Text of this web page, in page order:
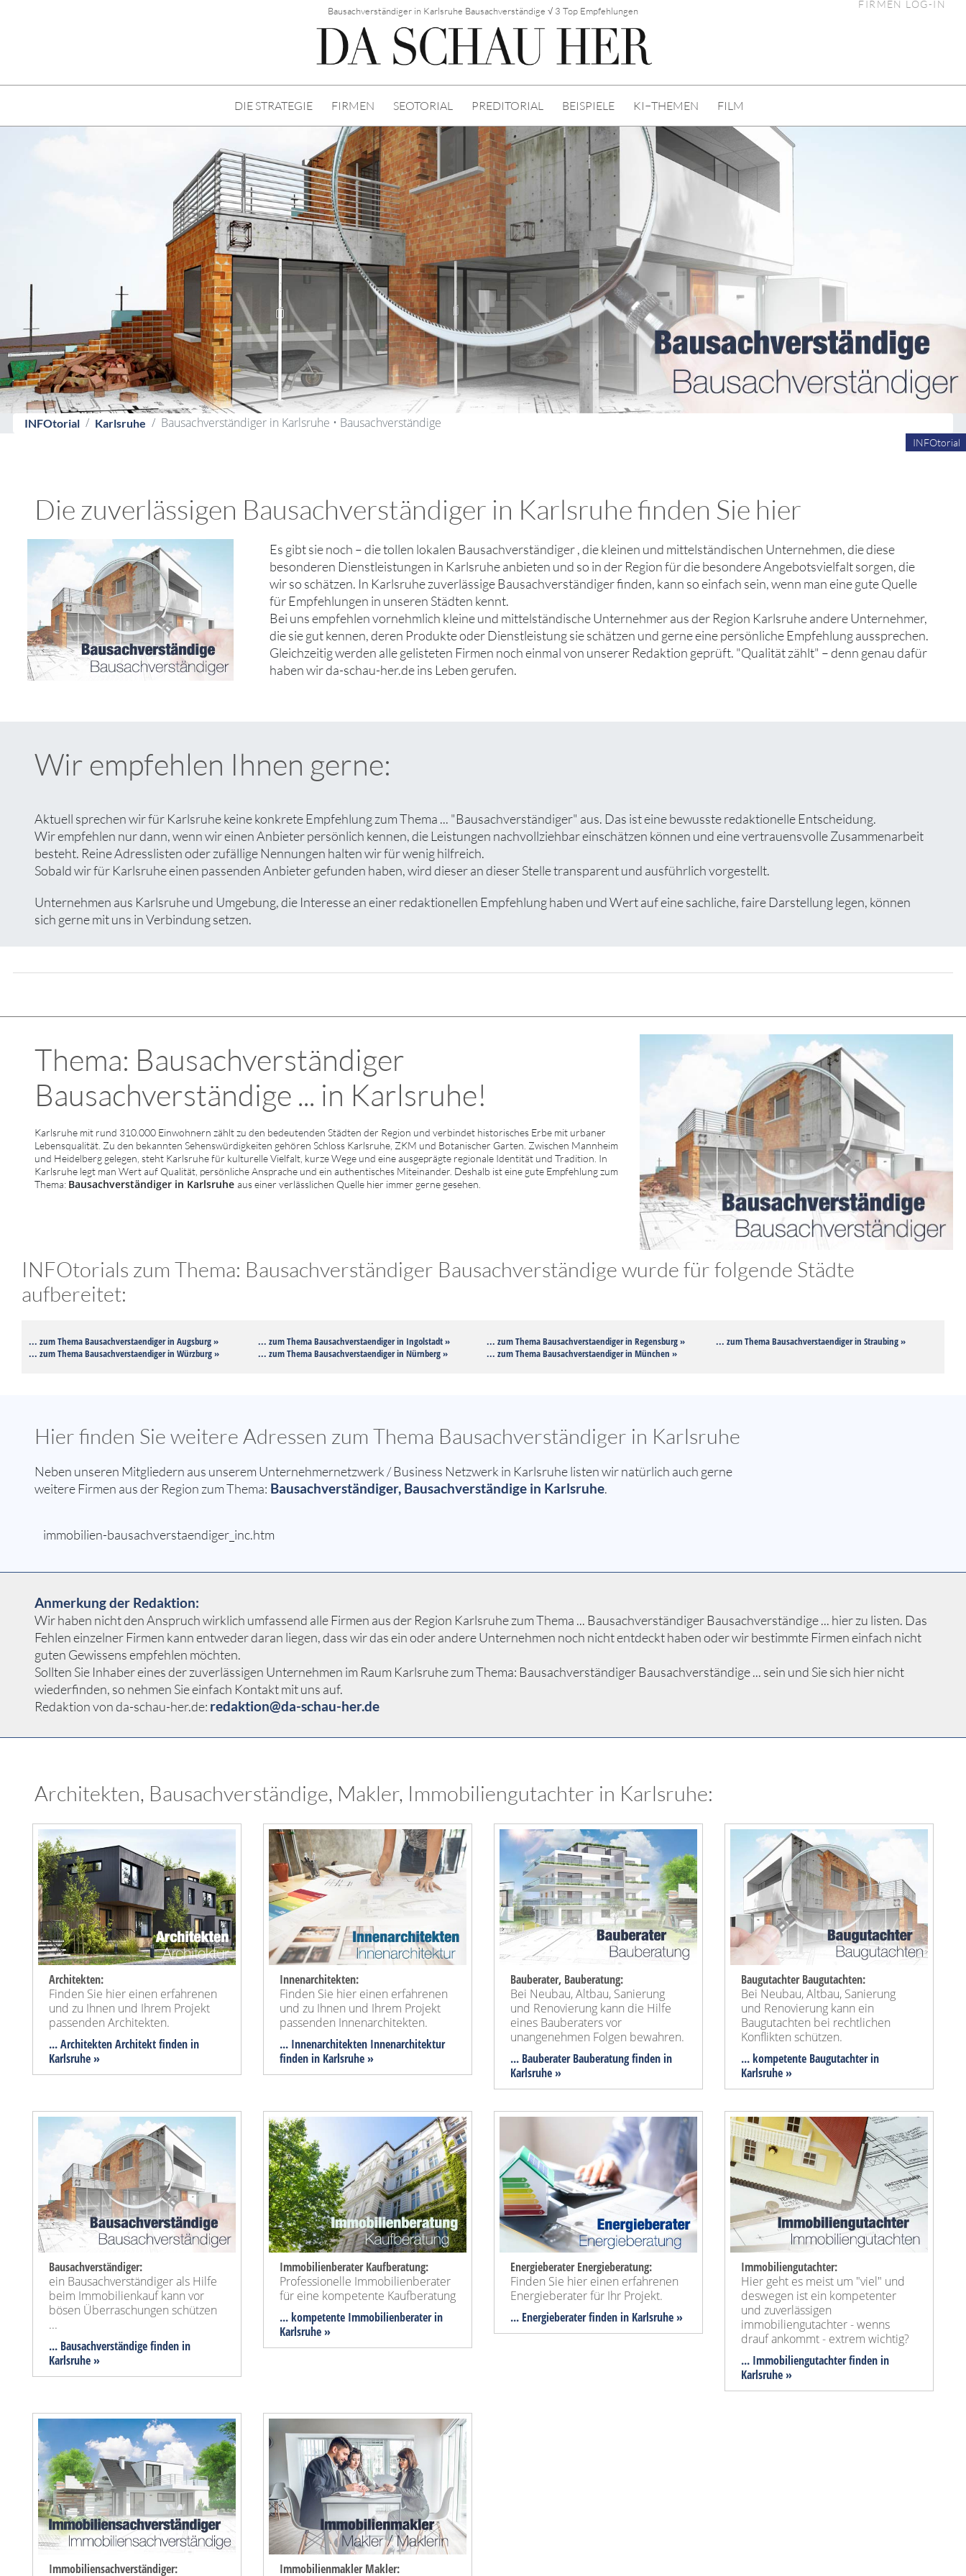
Bausachverständiger in Karlsruhe Bausachverständige √ 3 Top Empfehlungen
FIRMEN LOG-IN
DIE STRATEGIE FIRMEN SEOTORIAL PREDITORIAL BEISPIELE KI−THEMEN FILM
INFOtorial Karlsruhe Bausachverständiger in Karlsruhe • Bausachverständige
INFOtorial
Die zuverlässigen Bausachverständiger in Karlsruhe finden Sie hier
Es gibt sie noch – die tollen lokalen Bausachverständiger , die kleinen und mittelständischen Unternehmen, die diese
besonderen Dienstleistungen in Karlsruhe anbieten und so in der Region für die besondere Angebotsvielfalt sorgen, die
wir so schätzen. In Karlsruhe zuverlässige Bausachverständiger finden, kann so einfach sein, wenn man eine gute Quelle
für Empfehlungen in unseren Städten kennt.
Bei uns empfehlen vornehmlich kleine und mittelständische Unternehmer aus der Region Karlsruhe andere Unternehmer,
die sie gut kennen, deren Produkte oder Dienstleistung sie schätzen und gerne eine persönliche Empfehlung aussprechen.
Gleichzeitig werden alle gelisteten Firmen noch einmal von unserer Redaktion geprüft. "Qualität zählt" – denn genau dafür
haben wir da-schau-her.de ins Leben gerufen.
Wir empfehlen Ihnen gerne:
Aktuell sprechen wir für Karlsruhe keine konkrete Empfehlung zum Thema ... "Bausachverständiger" aus. Das ist eine bewusste redaktionelle Entscheidung.
Wir empfehlen nur dann, wenn wir einen Anbieter persönlich kennen, die Leistungen nachvollziehbar einschätzen können und eine vertrauensvolle Zusammenarbeit
besteht. Reine Adresslisten oder zufällige Nennungen halten wir für wenig hilfreich.
Sobald wir für Karlsruhe einen passenden Anbieter gefunden haben, wird dieser an dieser Stelle transparent und ausführlich vorgestellt.
Unternehmen aus Karlsruhe und Umgebung, die Interesse an einer redaktionellen Empfehlung haben und Wert auf eine sachliche, faire Darstellung legen, können
sich gerne mit uns in Verbindung setzen.
Thema: Bausachverständiger
Bausachverständige ... in Karlsruhe!
Karlsruhe mit rund 310.000 Einwohnern zählt zu den bedeutenden Städten der Region und verbindet historisches Erbe mit urbaner
Lebensqualität. Zu den bekannten Sehenswürdigkeiten gehören Schloss Karlsruhe, ZKM und Botanischer Garten. Zwischen Mannheim
und Heidelberg gelegen, steht Karlsruhe für kulturelle Vielfalt, kurze Wege und eine ausgeprägte regionale Identität und Tradition. In
Karlsruhe legt man Wert auf Qualität, persönliche Ansprache und ein authentisches Miteinander. Deshalb ist eine gute Empfehlung zum
Thema: Bausachverständiger in Karlsruhe aus einer verlässlichen Quelle hier immer gerne gesehen.
INFOtorials zum Thema: Bausachverständiger Bausachverständige wurde für folgende Städte
aufbereitet:
... zum Thema Bausachverstaendiger in Augsburg »
... zum Thema Bausachverstaendiger in Würzburg »
... zum Thema Bausachverstaendiger in Ingolstadt »
... zum Thema Bausachverstaendiger in Nürnberg »
... zum Thema Bausachverstaendiger in Regensburg »
... zum Thema Bausachverstaendiger in München »
... zum Thema Bausachverstaendiger in Straubing »
Hier finden Sie weitere Adressen zum Thema Bausachverständiger in Karlsruhe
Neben unseren Mitgliedern aus unserem Unternehmernetzwerk / Business Netzwerk in Karlsruhe listen wir natürlich auch gerne
weitere Firmen aus der Region zum Thema: Bausachverständiger, Bausachverständige in Karlsruhe.
immobilien-bausachverstaendiger_inc.htm
Anmerkung der Redaktion:
Wir haben nicht den Anspruch wirklich umfassend alle Firmen aus der Region Karlsruhe zum Thema ... Bausachverständiger Bausachverständige ... hier zu listen. Das
Fehlen einzelner Firmen kann entweder daran liegen, dass wir das ein oder andere Unternehmen noch nicht entdeckt haben oder wir bestimmte Firmen einfach nicht
guten Gewissens empfehlen möchten.
Sollten Sie Inhaber eines der zuverlässigen Unternehmen im Raum Karlsruhe zum Thema: Bausachverständiger Bausachverständige ... sein und Sie sich hier nicht
wiederfinden, so nehmen Sie einfach Kontakt mit uns auf.
Redaktion von da-schau-her.de: redaktion@da-schau-her.de
Architekten, Bausachverständige, Makler, Immobiliengutachter in Karlsruhe:
Architekten:
Finden Sie hier einen erfahrenen
und zu Ihnen und Ihrem Projekt
passenden Architekten.
... Architekten Architekt finden in
Karlsruhe »
Innenarchitekten:
Finden Sie hier einen erfahrenen
und zu Ihnen und Ihrem Projekt
passenden Innenarchitekten.
... Innenarchitekten Innenarchitektur
finden in Karlsruhe »
Bauberater, Bauberatung:
Bei Neubau, Altbau, Sanierung
und Renovierung kann die Hilfe
eines Bauberaters vor
unangenehmen Folgen bewahren.
... Bauberater Bauberatung finden in
Karlsruhe »
Baugutachter Baugutachten:
Bei Neubau, Altbau, Sanierung
und Renovierung kann ein
Baugutachten bei rechtlichen
Konflikten schützen.
... kompetente Baugutachter in
Karlsruhe »
Bausachverständiger:
ein Bausachverständiger als Hilfe
beim Immobilienkauf kann vor
bösen Überraschungen schützen
...
... Bausachverständige finden in
Karlsruhe »
Immobilienberater Kaufberatung:
Professionelle Immobilienberater
für eine kompetente Kaufberatung
... kompetente Immobilienberater in
Karlsruhe »
Energieberater Energieberatung:
Finden Sie hier einen erfahrenen
Energieberater für Ihr Projekt.
... Energieberater finden in Karlsruhe »
Immobiliengutachter:
Hier geht es meist um "viel" und
deswegen ist ein kompetenter
und zuverlässigen
immobiliengutachter - wenns
drauf ankommt - extrem wichtig?
... Immobiliengutachter finden in
Karlsruhe »
Immobiliensachverständiger:
Immobilienmakler Makler: